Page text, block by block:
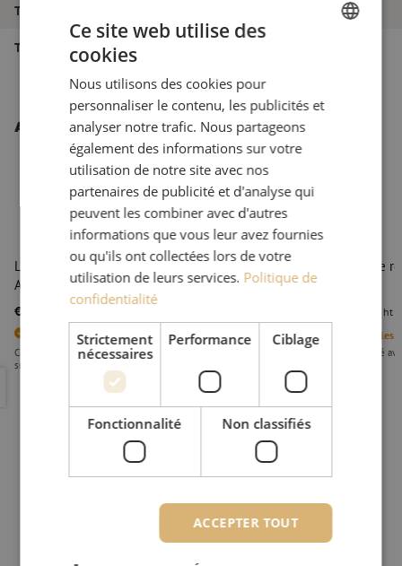
Type d'outil
Type d'outil
Autres produits intéressants
Lame de rechange, longueur, pour pince Fibop 48 Fois,
Alroc
€ 74,12
Articles en stock
Commandé avant 15h00, livré à la première heure le jour ouvrable
suivant
Lame de rechange, longueur, pour pince Fibop 48 Fois, Alroc
Lame de
ht
Articles
Commandé
Ce site web utilise des
cookies
Nous utilisons des cookies pour
personnaliser le contenu, les publicités et
analyser notre trafic. Nous partageons
également des informations sur votre
utilisation de notre site avec nos
partenaires de publicité et d'analyse qui
peuvent les combiner avec d'autres
informations que vous leur avez fournies
ou qu'ils ont collectées lors de votre
utilisation de leurs services. Politique de
confidentialité
Strictement
nécessaires
Performance Ciblage
Fonctionnalité Non classifiés
ACCEPTER TOUT